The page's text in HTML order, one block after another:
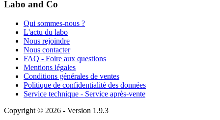
Labo and Co
Qui sommes-nous ?
L'actu du labo
Nous rejoindre
Nous contacter
FAQ - Foire aux questions
Mentions légales
Conditions générales de ventes
Politique de confidentialité des données
Service technique - Service après-vente
Copyright © 2026 - Version 1.9.3